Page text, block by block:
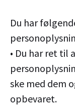
Du har
• Du har ret til
ske med dem
opbevaret.